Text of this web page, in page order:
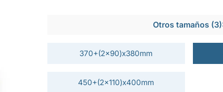
Otros tamaños
370+(2x90)x380mm
450+(2x110)x400mm